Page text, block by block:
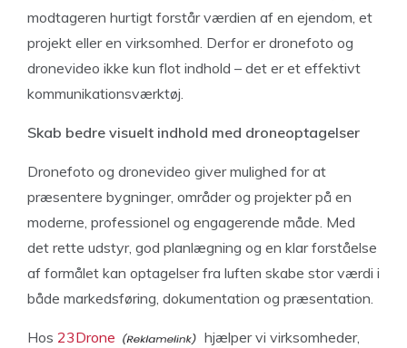
modtageren hurtigt forstår værdien af en ejendom, et
projekt eller en virksomhed. Derfor er dronefoto og
dronevideo ikke kun flot indhold – det er et effektivt
kommunikationsværktøj.
Skab bedre visuelt indhold med droneoptagelser
Dronefoto og dronevideo giver mulighed for at
præsentere bygninger, områder og projekter på en
moderne, professionel og engagerende måde. Med
det rette udstyr, god planlægning og en klar forståelse
af formålet kan optagelser fra luften skabe stor værdi i
både markedsføring, dokumentation og præsentation.
Hos 23Drone
hjælper vi virksomheder,